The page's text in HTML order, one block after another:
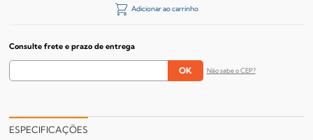
Adicionar ao carrinho
Consulte frete e prazo de entrega
Não sabe o CEP?
ESPECIFICAÇÕES